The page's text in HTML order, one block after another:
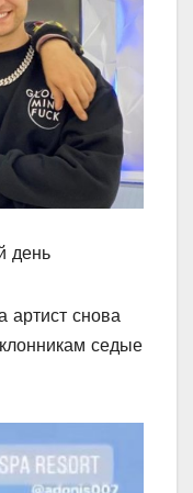
день
артист снова
седые